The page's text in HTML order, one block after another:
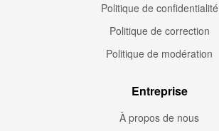
Politique de confidentialité
Politique de correction
Politique de modération
Entreprise
À propos de nous